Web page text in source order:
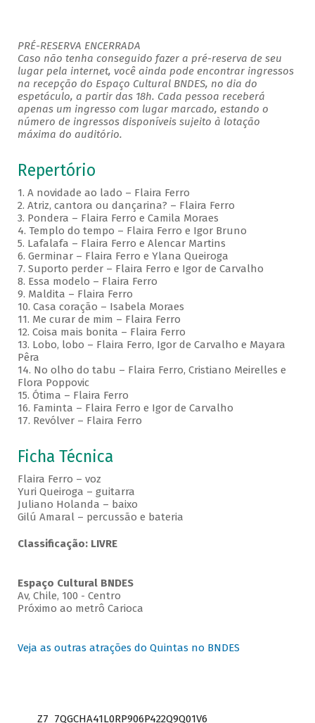
PRÉ-RESERVA ENCERRADA
Caso não tenha conseguido fazer a pré-reserva de seu
lugar pela internet, você ainda pode encontrar ingressos
na recepção do Espaço Cultural BNDES, no dia do
espetáculo, a partir das 18h. Cada pessoa receberá
apenas um ingresso com lugar marcado, estando o
número de ingressos disponíveis sujeito à lotação
máxima do auditório.
Repertório
1. A novidade ao lado – Flaira Ferro
2. Atriz, cantora ou dançarina? – Flaira Ferro
3. Pondera – Flaira Ferro e Camila Moraes
4. Templo do tempo – Flaira Ferro e Igor Bruno
5. Lafalafa – Flaira Ferro e Alencar Martins
6. Germinar – Flaira Ferro e Ylana Queiroga
7. Suporto perder – Flaira Ferro e Igor de Carvalho
8. Essa modelo – Flaira Ferro
9. Maldita – Flaira Ferro
10. Casa coração – Isabela Moraes
11. Me curar de mim – Flaira Ferro
12. Coisa mais bonita – Flaira Ferro
13. Lobo, lobo – Flaira Ferro, Igor de Carvalho e Mayara
Pêra
14. No olho do tabu – Flaira Ferro, Cristiano Meirelles e
Flora Poppovic
15. Ótima – Flaira Ferro
16. Faminta – Flaira Ferro e Igor de Carvalho
17. Revólver – Flaira Ferro
Ficha Técnica
Flaira Ferro – voz
Yuri Queiroga – guitarra
Juliano Holanda – baixo
Gilú Amaral – percussão e bateria
Classificação: LIVRE
Espaço Cultural BNDES
Av, Chile, 100 - Centro
Próximo ao metrô Carioca
Veja as outras atrações do Quintas no BNDES
Z7_7QGCHA41L0RP906P422Q9Q01V6